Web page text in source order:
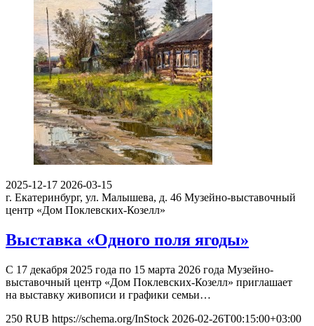
2025-12-17 2026-03-15
г. Екатеринбург, ул. Малышева, д. 46 Музейно-выставочный
центр «Дом Поклевских-Козелл»
Выставка «Одного поля ягоды»
С 17 декабря 2025 года по 15 марта 2026 года Музейно-
выставочный центр «Дом Поклевских-Козелл» приглашает
на выставку живописи и графики семьи…
250 RUB https://schema.org/InStock 2026-02-26T00:15:00+03:00